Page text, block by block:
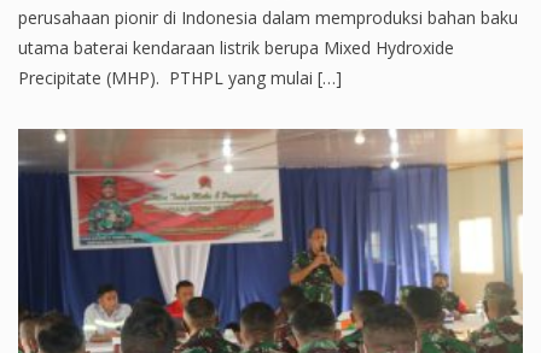
perusahaan pionir di Indonesia dalam memproduksi bahan baku
utama baterai kendaraan listrik berupa Mixed Hydroxide
Precipitate (MHP). PTHPL yang mulai […]